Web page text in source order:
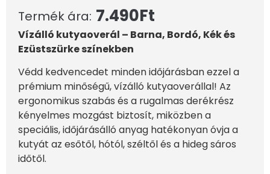
Termék ára: 7.490Ft
Vízálló kutyaoverál – Barna, Bordó, Kék és
Ezüstszürke színekben
Védd kedvencedet minden időjárásban ezzel a
prémium minőségű, vízálló kutyaoverállal! Az
ergonomikus szabás és a rugalmas derékrész
kényelmes mozgást biztosít, miközben a
speciális, időjárásálló anyag hatékonyan óvja a
kutyát az esőtől, hótól, széltől és a hideg sáros
időtől.